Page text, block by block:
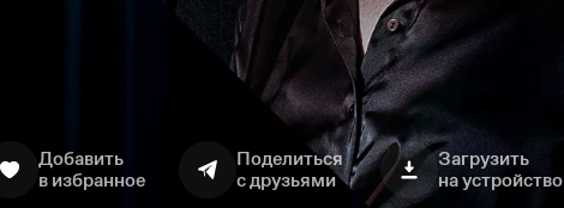
Добавить
в избранное
Поделиться
с друзьями
Загрузить
на устройство